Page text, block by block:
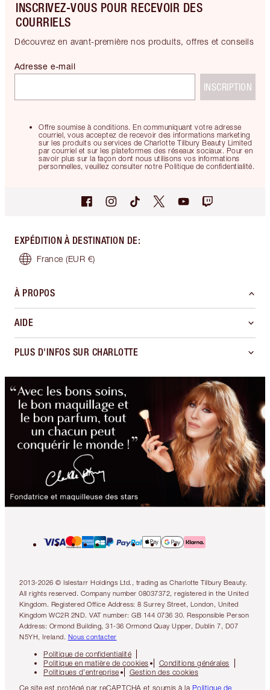
INSCRIVEZ-VOUS POUR RECEVOIR DES
COURRIELS
Découvrez en avant-première nos produits, offres et conseils
Offre soumise à conditions. En communiquant votre adresse
courriel, vous acceptez de recevoir des informations marketing
sur les produits ou services de Charlotte Tilbury Beauty Limited
par courriel et sur les plateformes des réseaux sociaux. Pour en
savoir plus sur la façon dont nous utilisons vos informations
personnelles, veuillez consulter notre Politique de confidentialité.
Adresse e-mail
INSCRIPTION
EXPÉDITION À DESTINATION DE:
France (EUR €)
À PROPOS
AIDE
PLUS D'INFOS SUR CHARLOTTE
2013-2026 © Islestarr Holdings Ltd., trading as Charlotte Tilbury Beauty.
All rights reserved. Company number 08037372, registered in the United
Kingdom. Registered Office Address: 8 Surrey Street, London, United
Kingdom WC2R 2ND. VAT number: GB 144 0736 30. Responsible Person
Address: Ormond Building, 31-36 Ormond Quay Upper, Dublin 7, D07
N5YH, Ireland. Nous contacter
Politique de confidentialité
Politique en matière de cookies
Conditions générales
Politiques d’entreprise
Gestion des cookies
Ce site est protégé par reCAPTCHA et soumis à la Politique de